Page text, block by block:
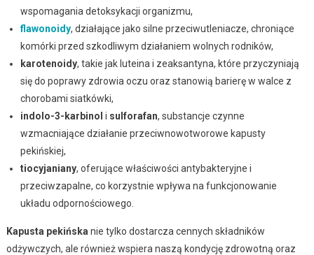
wspomagania detoksykacji organizmu,
flawonoidy, działające jako silne przeciwutleniacze, chroniące
komórki przed szkodliwym działaniem wolnych rodników,
karotenoidy, takie jak luteina i zeaksantyna, które przyczyniają
się do poprawy zdrowia oczu oraz stanowią barierę w walce z
chorobami siatkówki,
indolo-3-karbinol i sulforafan, substancje czynne
wzmacniające działanie przeciwnowotworowe kapusty
pekińskiej,
tiocyjaniany, oferujące właściwości antybakteryjne i
przeciwzapalne, co korzystnie wpływa na funkcjonowanie
układu odpornościowego.
Kapusta pekińska nie tylko dostarcza cennych składników
odżywczych, ale również wspiera naszą kondycję zdrowotną oraz